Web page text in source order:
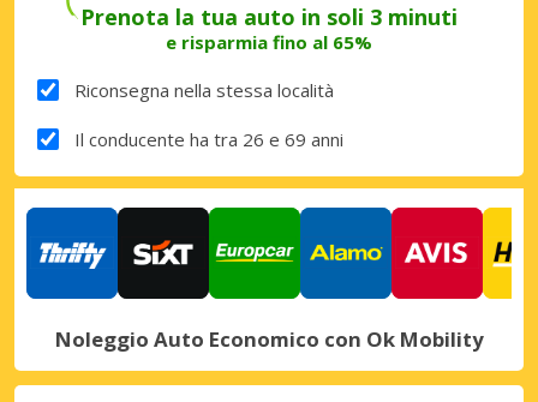
Prenota la tua auto in soli 3 minuti
e risparmia fino al 65%
Riconsegna nella stessa località
Il conducente ha tra 26 e 69 anni
Noleggio Auto Economico con Ok Mobility